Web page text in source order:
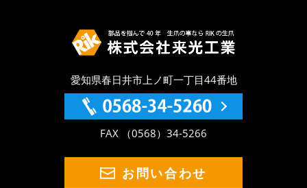
愛知県春日井市上ノ町一丁目44番地
FAX （0568）34-5266
お問い合わせ